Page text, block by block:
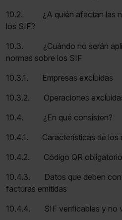
10.2. ¿A quién afectan las
los SIF?
10.3. ¿Cuándo no serán
normas sobre los SIF
10.3.1. Empresas excluidas
10.3.2. Operaciones
10.4. ¿En qué consisten?
10.4.1. Características de los
10.4.2. Código QR obligatorio
10.4.3. Datos que deben
facturas emitidas
10.4.4. SIF verificables y no